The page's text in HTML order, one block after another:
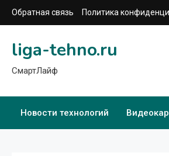
Перейти
к
Обратная связь Политика
liga-tehno.ru
СмартЛайф
Новости технологий